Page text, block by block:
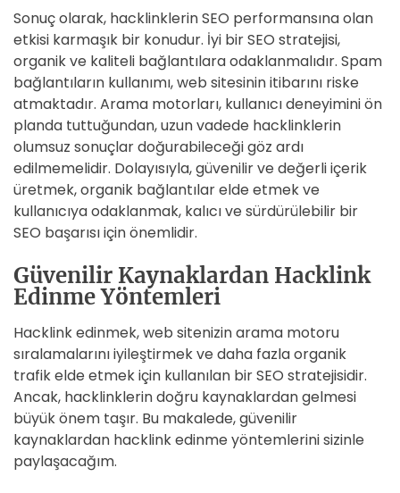
Sonuç olarak, hacklinklerin SEO performansına olan
etkisi karmaşık bir konudur. İyi bir SEO stratejisi,
organik ve kaliteli bağlantılara odaklanmalıdır. Spam
bağlantıların kullanımı, web sitesinin itibarını riske
atmaktadır. Arama motorları, kullanıcı deneyimini ön
planda tuttuğundan, uzun vadede hacklinklerin
olumsuz sonuçlar doğurabileceği göz ardı
edilmemelidir. Dolayısıyla, güvenilir ve değerli içerik
üretmek, organik bağlantılar elde etmek ve
kullanıcıya odaklanmak, kalıcı ve sürdürülebilir bir
SEO başarısı için önemlidir.
Güvenilir Kaynaklardan Hacklink
Edinme Yöntemleri
Hacklink edinmek, web sitenizin arama motoru
sıralamalarını iyileştirmek ve daha fazla organik
trafik elde etmek için kullanılan bir SEO stratejisidir.
Ancak, hacklinklerin doğru kaynaklardan gelmesi
büyük önem taşır. Bu makalede, güvenilir
kaynaklardan hacklink edinme yöntemlerini sizinle
paylaşacağım.